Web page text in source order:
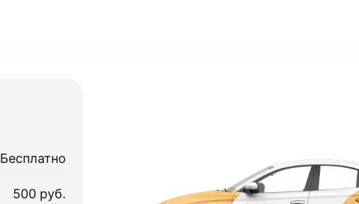
Бесплатно
500 руб.